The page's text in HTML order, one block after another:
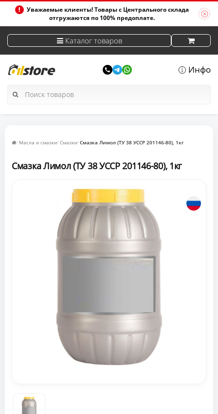
Уважаемые клиенты! Товары с Центрального склада
отгружаются по 100% предоплате.
Каталог товаров
Инфо
Масла и смазки Смазки Смазка Лимол (ТУ 38 УССР 201146-80), 1кг
Смазка Лимол (ТУ 38 УССР 201146-80), 1кг